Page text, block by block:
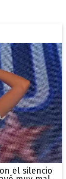
el silencio